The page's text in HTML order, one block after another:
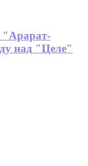
"Арарат-
над "Целе"